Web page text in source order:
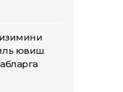
ювиш